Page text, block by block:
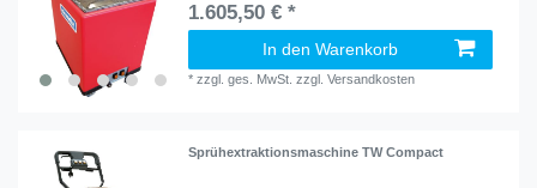
1.605,50 € *
In den Warenkorb
*zzgl. ges. MwSt. zzgl.Versandkosten
Sprühextraktionsmaschine TW Compact